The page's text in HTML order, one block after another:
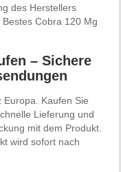
des Herstellers
Cobra 120 Mg
– Sichere
Kaufen Sie
Lieferung und
mit dem Produkt.
wird sofort nach